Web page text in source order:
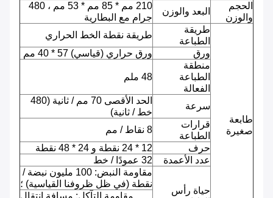
الحجم
والوزن
البعد والوزن
210 مم * 85 مم * 53 مم ، 480
جرام مع البطارية
طابعة
صغيرة
طريقة
الطباعة
طريقة نقطة الخط الحراري
ورق
ورق حراري (قياسي) 57 * 40 مم
منطقة
الطباعة
الفعالة
48 ملم
سرعة
الحد الأقصى 70 مم / ثانية (480
خط / ثانية)
قرارات
الطباعة
8 نقاط / مم
حرف
12 * 24 نقطة و 24 * 48 نقطة
عدد الأعمدة
32 عمودًا / خط
حياة رأس
مقاومة النبض: 100 مليون نبضة /
نقطة (في ظل ظروفنا القياسية) ؛